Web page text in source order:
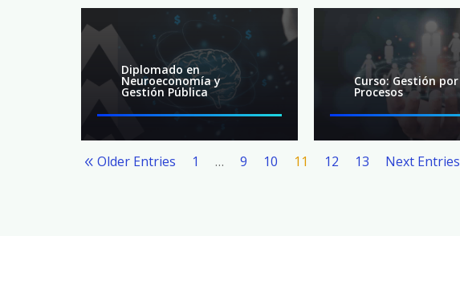
Diplomado en
Neuroeconomía y
Gestión Pública
Curso: Gestión por
Procesos
Older Entries 1 … 9 10 11 12 13 Next Entries